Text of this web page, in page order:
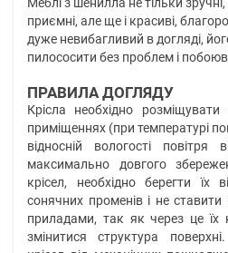
Меблі з шенилла не тільки
приємні, але ще і красиві,
дуже невибагливий в догляді,
пилососити без проблем і
ПРАВИЛА ДОГЛЯДУ
Крісла необхідно
приміщеннях (при температурі
відносній вологості
максимально довгого
крісел, необхідно берегти їх
сонячних променів і не
приладами, так як через це їх
змінитися структура